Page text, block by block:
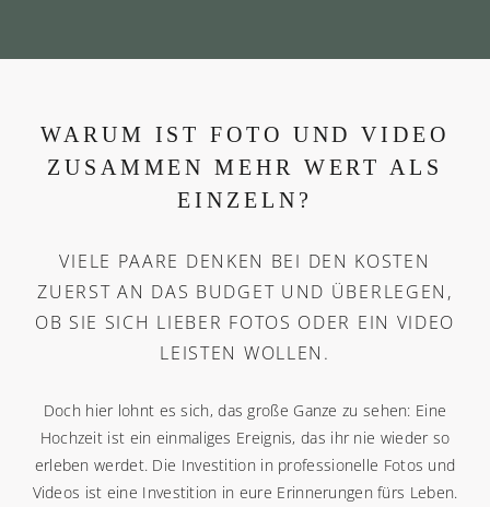
WARUM IST FOTO UND VIDEO
ZUSAMMEN MEHR WERT ALS
EINZELN?
VIELE PAARE DENKEN BEI DEN KOSTEN
ZUERST AN DAS BUDGET UND ÜBERLEGEN,
OB SIE SICH LIEBER FOTOS ODER EIN VIDEO
LEISTEN WOLLEN.
Doch hier lohnt es sich, das große Ganze zu sehen: Eine
Hochzeit ist ein einmaliges Ereignis, das ihr nie wieder so
erleben werdet. Die Investition in professionelle Fotos und
Videos ist eine Investition in eure Erinnerungen fürs Leben.